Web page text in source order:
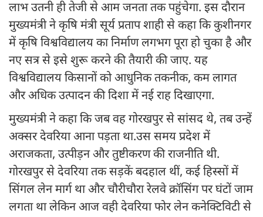
लाभ उतनी ही तेजी से आम जनता तक पहुंचेगा. इस दौरान
मुख्यमंत्री ने कृषि मंत्री सूर्य प्रताप शाही से कहा कि कुशीनगर
में कृषि विश्वविद्यालय का निर्माण लगभग पूरा हो चुका है और
नए सत्र से इसे शुरू करने की तैयारी की जाए. यह
विश्वविद्यालय किसानों को आधुनिक तकनीक, कम लागत
और अधिक उत्पादन की दिशा में नई राह दिखाएगा.
मुख्यमंत्री ने कहा कि जब वह गोरखपुर से सांसद थे, तब उन्हें
अक्सर देवरिया आना पड़ता था.उस समय प्रदेश में
अराजकता, उत्पीड़न और तुष्टीकरण की राजनीति थी.
गोरखपुर से देवरिया तक सड़कें बदहाल थीं, कई हिस्सों में
सिंगल लेन मार्ग था और चौरीचौरा रेलवे क्रॉसिंग पर घंटों जाम
लगता था लेकिन आज वही देवरिया फोर लेन कनेक्टिविटी से